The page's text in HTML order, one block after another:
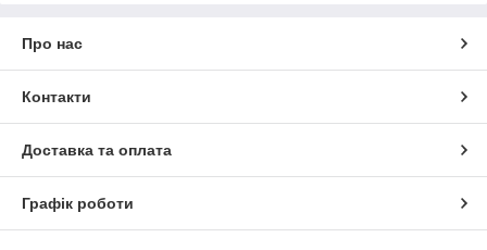
Про нас
Контакти
Доставка та оплата
Графік роботи